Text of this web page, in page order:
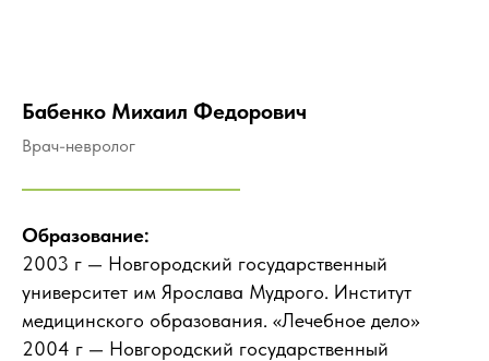
Бабенко Михаил Федорович
Врач-невролог
Образование:
2003 г — Новгородский государственный
университет им Ярослава Мудрого. Институт
медицинского образования. «Лечебное дело»
2004 г — Новгородский государственный